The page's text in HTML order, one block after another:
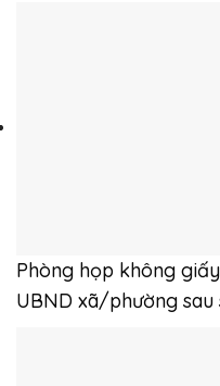
Phòng họp không
UBND xã/phường sau